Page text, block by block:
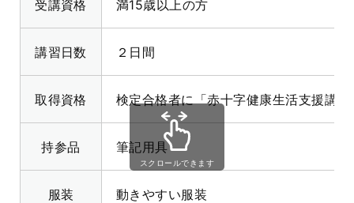
受講資格 満15歳以上の方
講習日数 ２日間
取得資格 検定合格者に「赤十字健康生活支援講
持参品 筆記用具
服装 動きやすい服装
スクロールできます